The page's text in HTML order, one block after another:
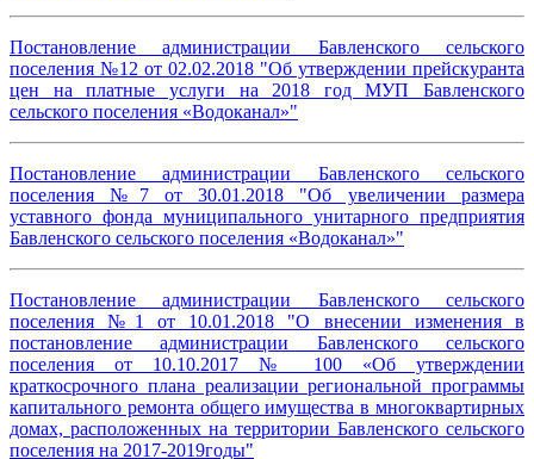
Постановление администрации Бавленского сельского
поселения №12 от 02.02.2018 "Об утверждении прейскуранта
цен на платные услуги на 2018 год МУП Бавленского
сельского поселения «Водоканал»"
Постановление администрации Бавленского сельского
поселения №7 от 30.01.2018 "Об увеличении размера
уставного фонда муниципального унитарного предприятия
Бавленского сельского поселения «Водоканал»"
Постановление администрации Бавленского сельского
поселения №1 от 10.01.2018 "О внесении изменения в
постановление администрации Бавленского сельского
поселения от 10.10.2017 № 100 «Об утверждении
краткосрочного плана реализации региональной программы
капитального ремонта общего имущества в многоквартирных
домах, расположенных на территории Бавленского сельского
поселения на 2017-2019годы"